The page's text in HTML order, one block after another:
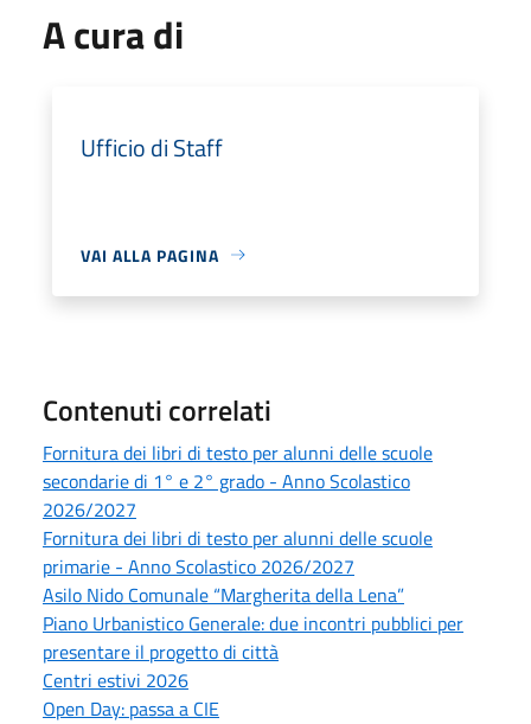
A cura di
Ufficio di Staff
VAI ALLA PAGINA
Contenuti correlati
Fornitura dei libri di testo per alunni delle scuole
secondarie di 1° e 2° grado - Anno Scolastico
2026/2027
Fornitura dei libri di testo per alunni delle scuole
primarie - Anno Scolastico 2026/2027
Asilo Nido Comunale “Margherita della Lena”
Piano Urbanistico Generale: due incontri pubblici per
presentare il progetto di città
Centri estivi 2026
Open Day: passa a CIE